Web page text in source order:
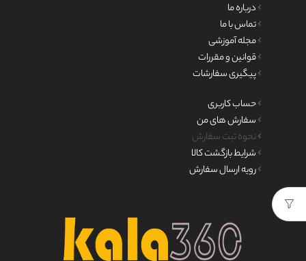
درباره ما
تماس با ما
مجله آموزشی
قوانین و مقررات
پیگیری سفارشات
حساب کاربری
سفارش های من
نحوه ثبت سفارش
شرایط بازگشت کالا
رویه ارسال سفارش